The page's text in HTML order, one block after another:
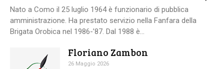
Nato a Como il 25 luglio 1964 è funzionario di pubblica
amministrazione. Ha prestato servizio nella Fanfara della
Brigata Orobica nel 1986-’87. Dal 1988 è...
Floriano Zambon
26 Maggio 2026